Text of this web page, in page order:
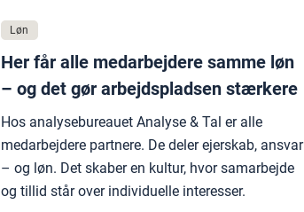
Løn
Her får alle medarbejdere samme løn
– og det gør arbejdspladsen stærkere
Hos analysebureauet Analyse & Tal er alle
medarbejdere partnere. De deler ejerskab, ansvar
– og løn. Det skaber en kultur, hvor samarbejde
og tillid står over individuelle interesser.